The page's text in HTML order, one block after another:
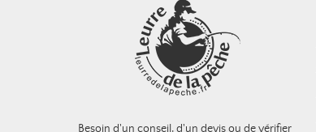
Besoin d'un conseil, d'un devis ou de vérifier